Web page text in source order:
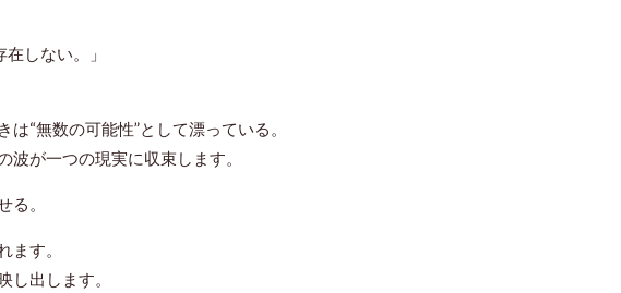
しない。」
“無数の可能性”として漂っている。
波が一つの現実に収束します。
る 。
ます。
し出します。